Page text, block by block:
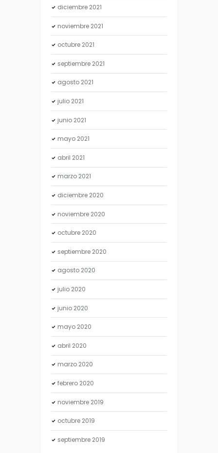
diciembre 2021
noviembre 2021
octubre 2021
septiembre 2021
agosto 2021
julio 2021
junio 2021
mayo 2021
abril 2021
marzo 2021
diciembre 2020
noviembre 2020
octubre 2020
septiembre 2020
agosto 2020
julio 2020
junio 2020
mayo 2020
abril 2020
marzo 2020
febrero 2020
noviembre 2019
octubre 2019
septiembre 2019